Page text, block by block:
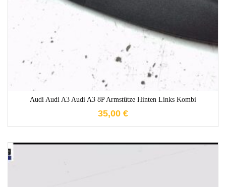
Audi Audi A3 Audi A3 8P Armstütze Hinten Links Kombi
35,00 €